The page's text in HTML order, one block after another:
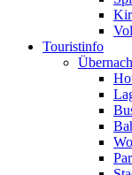
Touristinfo